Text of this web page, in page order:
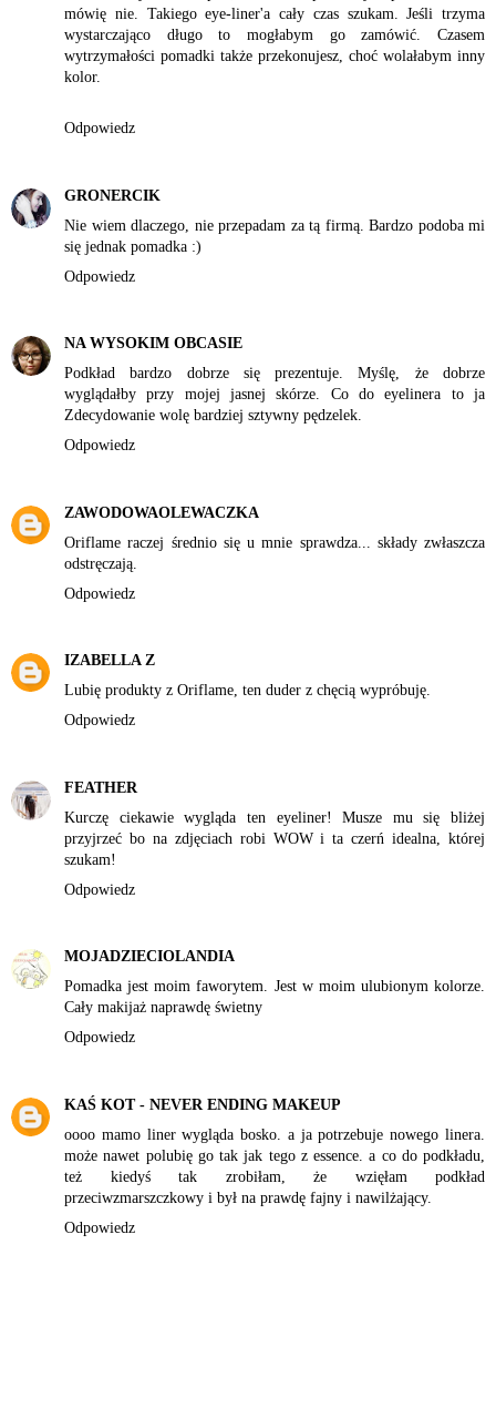
mówię nie. Takiego eye-liner'a cały czas szukam. Jeśli trzyma
wystarczająco długo to mogłabym go zamówić. Czasem
wytrzymałości pomadki także przekonujesz, choć wolałabym inny
kolor.
Odpowiedz
GRONERCIK
Nie wiem dlaczego, nie przepadam za tą firmą. Bardzo podoba mi
się jednak pomadka :)
Odpowiedz
NA WYSOKIM OBCASIE
Podkład bardzo dobrze się prezentuje. Myślę, że dobrze
wyglądałby przy mojej jasnej skórze. Co do eyelinera to ja
Zdecydowanie wolę bardziej sztywny pędzelek.
Odpowiedz
ZAWODOWAOLEWACZKA
Oriflame raczej średnio się u mnie sprawdza... składy zwłaszcza
odstręczają.
Odpowiedz
IZABELLA Z
Lubię produkty z Oriflame, ten duder z chęcią wypróbuję.
Odpowiedz
FEATHER
Kurczę ciekawie wygląda ten eyeliner! Musze mu się bliżej
przyjrzeć bo na zdjęciach robi WOW i ta czerń idealna, której
szukam!
Odpowiedz
MOJADZIECIOLANDIA
Pomadka jest moim faworytem. Jest w moim ulubionym kolorze.
Cały makijaż naprawdę świetny
Odpowiedz
KAŚ KOT - NEVER ENDING MAKEUP
oooo mamo liner wygląda bosko. a ja potrzebuje nowego linera.
może nawet polubię go tak jak tego z essence. a co do podkładu,
też kiedyś tak zrobiłam, że wzięłam podkład
przeciwzmarszczkowy i był na prawdę fajny i nawilżający.
Odpowiedz